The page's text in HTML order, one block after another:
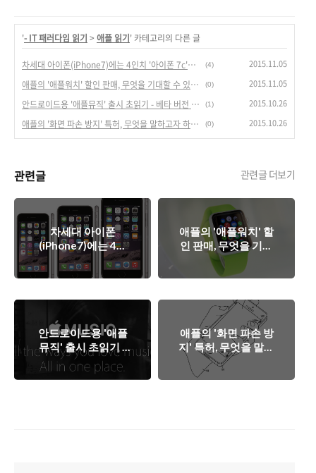
'- IT 패러다임 읽기 > 애플 읽기' 카테고리의 다른 글
차세대 아이폰(iPhone7)에는 4인치 '아이폰 7c'가 포함되나? (4) 2015.11.05
애플의 '애플워치' 할인 판매, 무엇을 기대할 수 있나? (0) 2015.11.05
안드로이드용 '애플뮤직' 출시 초읽기 - 베타 버전 공개, 'Android OS'에서 성공할까? (1) 2015.10.26
애플의 '화면 파손 방지' 특허, 무엇을 말하고자 하는가? (0) 2015.10.26
관련글 관련글 더보기
차세대 아이폰
(iPhone7)에는 4인
치 '아이폰 7c'가 포
함되나?
애플의 '애플워치' 할
인 판매, 무엇을 기대
할 수 있나?
안드로이드용 '애플
뮤직' 출시 초읽기 -
베타 버전 공개,
'Android OS'에서 성
애플의 '화면 파손 방
지' 특허, 무엇을 말하
고자 하는가?